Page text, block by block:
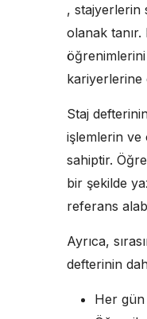
, stajyerlerin
olanak
kariyerlerine
Staj
işlemlerin ve
sahiptir.
bir şekilde
referans
Ayrıca,
defterinin
Her gün